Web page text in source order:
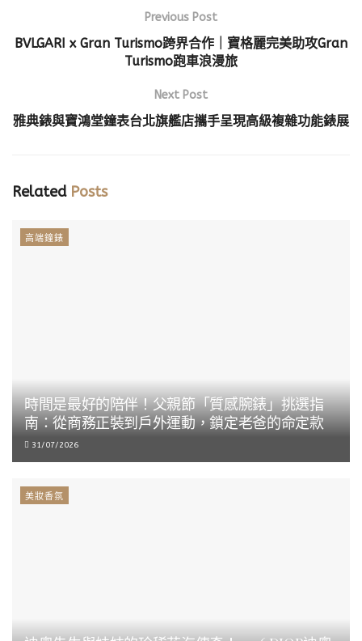
Previous Post
BVLGARI x Gran Turismo跨界合作｜寶格麗完美助攻Gran
Turismo跑車浪漫旅
Next Post
雅典錶與寶鴻堂鐘表台北旗艦店攜手呈現高級複雜功能錶展
RelatedPosts
高端鐘錶
時間是最好的陪伴！父親節「質感腕錶」挑選指
南：從商務正裝到戶外運動，鎖定老爸的命定款
31/07/2026
美妝香氛